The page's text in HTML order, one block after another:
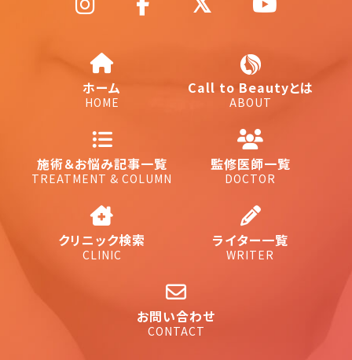
ホーム
HOME
Call to Beautyとは
ABOUT
施術＆お悩み記事一覧
TREATMENT & COLUMN
監修医師一覧
DOCTOR
クリニック検索
CLINIC
ライター一覧
WRITER
お問い合わせ
CONTACT